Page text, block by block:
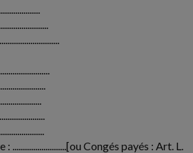
Congés payés : Art. L.